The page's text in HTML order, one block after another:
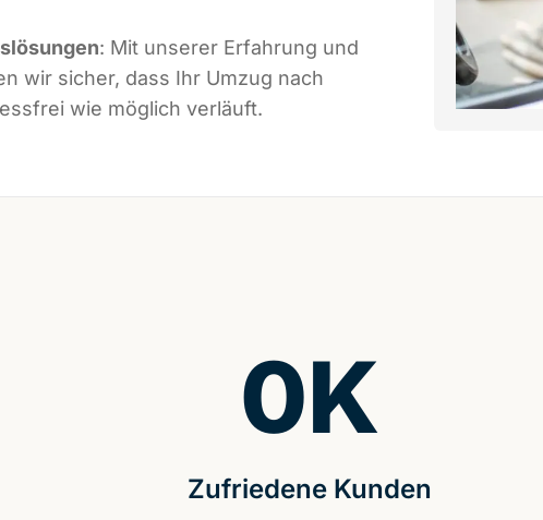
: Mit unserer Erfahrung und
wir sicher, dass Ihr Umzug nach
wie möglich verläuft.
Zufriedene Kunden
0K